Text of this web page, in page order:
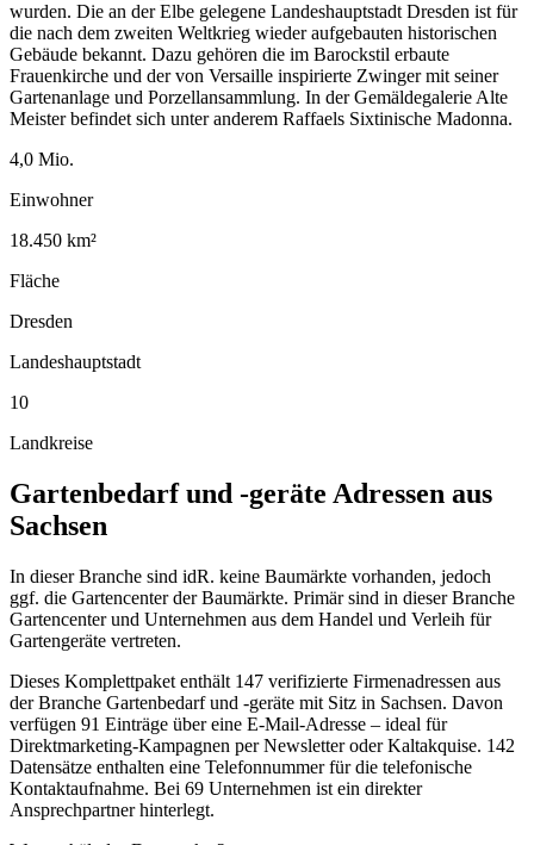
wurden. Die an der Elbe gelegene Landeshauptstadt Dresden ist für
die nach dem zweiten Weltkrieg wieder aufgebauten historischen
Gebäude bekannt. Dazu gehören die im Barockstil erbaute
Frauenkirche und der von Versaille inspirierte Zwinger mit seiner
Gartenanlage und Porzellansammlung. In der Gemäldegalerie Alte
Meister befindet sich unter anderem Raffaels Sixtinische Madonna.
4,0 Mio.
Einwohner
18.450 km²
Fläche
Dresden
Landeshauptstadt
10
Landkreise
Gartenbedarf und -geräte Adressen aus
Sachsen
In dieser Branche sind idR. keine Baumärkte vorhanden, jedoch
ggf. die Gartencenter der Baumärkte. Primär sind in dieser Branche
Gartencenter und Unternehmen aus dem Handel und Verleih für
Gartengeräte vertreten.
Dieses Komplettpaket enthält 147 verifizierte Firmenadressen aus
der Branche Gartenbedarf und -geräte mit Sitz in Sachsen. Davon
verfügen 91 Einträge über eine E-Mail-Adresse – ideal für
Direktmarketing-Kampagnen per Newsletter oder Kaltakquise. 142
Datensätze enthalten eine Telefonnummer für die telefonische
Kontaktaufnahme. Bei 69 Unternehmen ist ein direkter
Ansprechpartner hinterlegt.